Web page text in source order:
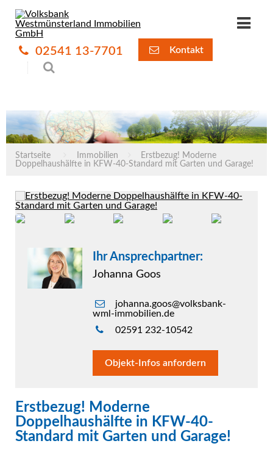
02541 13-7701 Kontakt
Startseite Immobilien
Erstbezug! Moderne
Doppelhaushälfte in KFW-40-Standard mit Garten und Garage!
Ihr Ansprechpartner:
Johanna Goos
johanna.goos@volksbank-
wml-immobilien.de
02591 232-10542
Objekt-Infos anfordern
Erstbezug! Moderne
Doppelhaushälfte in KFW-40-
Standard mit Garten und Garage!